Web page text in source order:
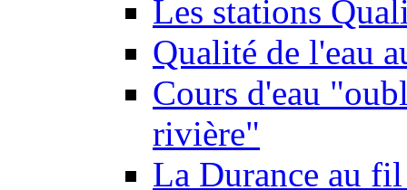
Les stations
Qualité de l'eau
Cours d'eau
rivière"
La Durance au